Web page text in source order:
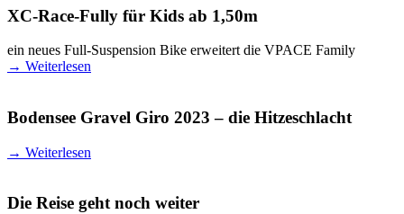
XC-Race-Fully für Kids ab 1,50m
ein neues Full-Suspension Bike erweitert die VPACE Family
→ Weiterlesen
Bodensee Gravel Giro 2023 – die Hitzeschlacht
→ Weiterlesen
Die Reise geht noch weiter